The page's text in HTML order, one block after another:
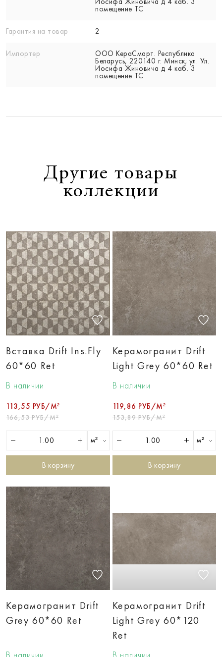
помещение ТС
Гарантия на товар 2
Импортер
ООО КераСмарт. Республика
Беларусь, 220140 г. Минск; ул. Ул.
Иосифа Жиновича д 4 каб. 3
помещение ТС
Другие товары
коллекции
Вставка Drift Ins.Fly
60*60 Ret
В наличии
113,55 РУБ/М²
166,53 РУБ/М²
м²
В корзину
Керамогранит Drift
Light Grey 60*60 Ret
В наличии
119,86 РУБ/М²
153,89 РУБ/М²
м²
В корзину
Керамогранит Drift
Grey 60*60 Ret
Керамогранит Drift
Light Grey 60*120
Ret